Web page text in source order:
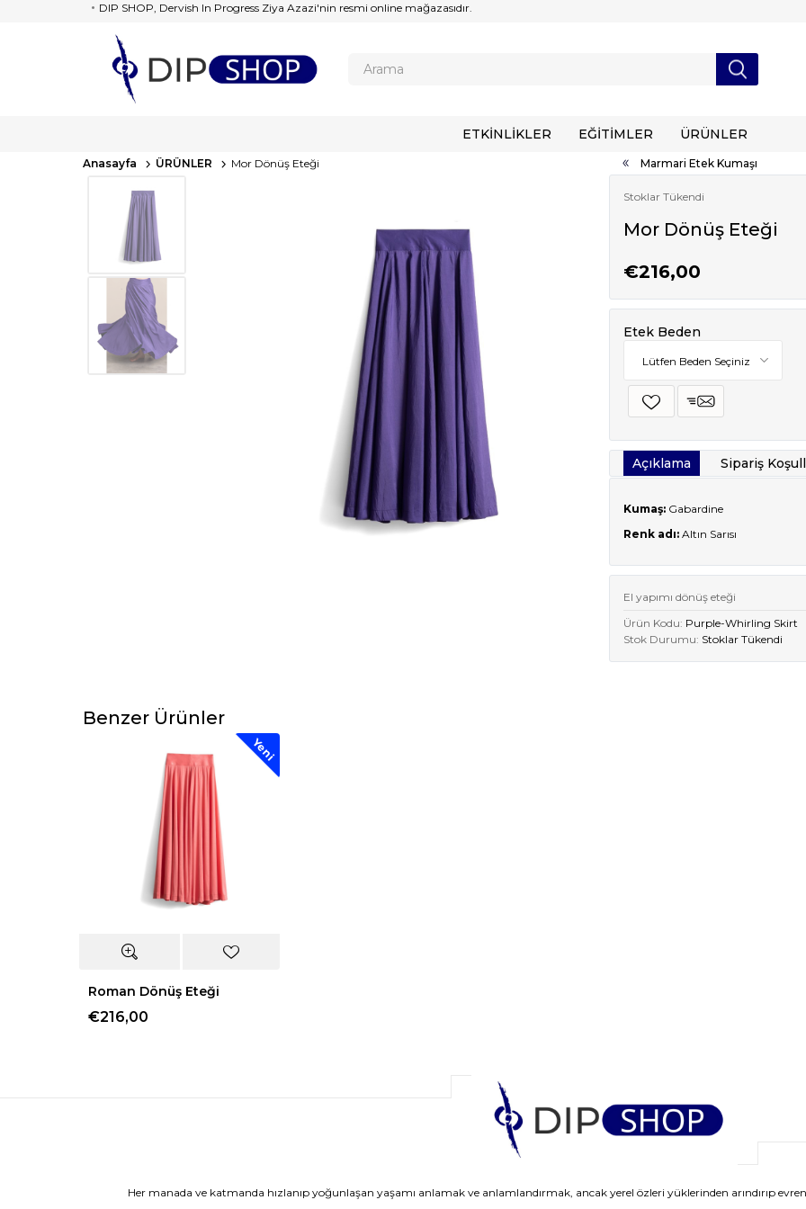
DIP SHOP, Dervish In Progress Ziya Azazi'nin resmi online mağazasıdır.
ETKİNLİKLER EĞİTİMLER ÜRÜNLER
Anasayfa ÜRÜNLER Mor Dönüş Eteği Marmari Etek Kumaşı
Stoklar Tükendi
Mor Dönüş Eteği
€216,00
Etek Beden
Açıklama Sipariş
Kumaş: Gabardine
Renk adı: Altın Sarısı
El yapımı dönüş eteği
Ürün Kodu: Purple-Whirling Skirt
Stok Durumu: Stoklar Tükendi
Benzer Ürünler
Yeni
Roman Dönüş Eteği
€216,00
Her manada ve katmanda hızlanıp yoğunlaşan yaşamı anlamak ve anlamlandırmak, ancak yerel özleri yüklerinden arındırıp